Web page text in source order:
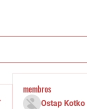
membros
Ostap Kotko